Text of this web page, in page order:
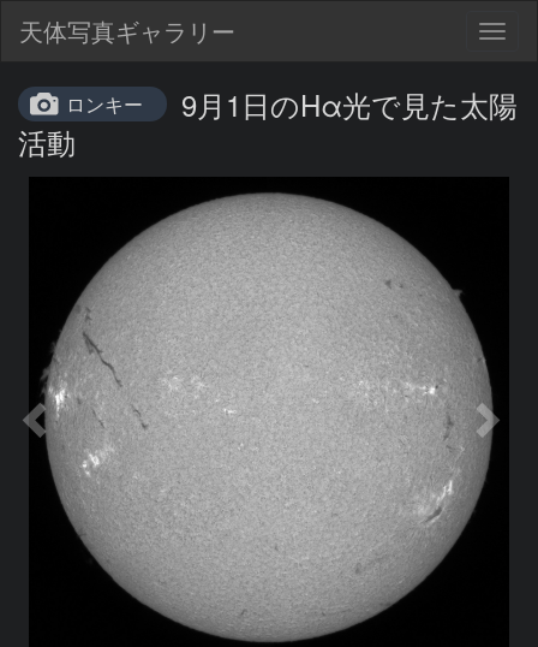
天体写真ギャラリー
ロンキー
9月1日のHα光で見た太陽
活動